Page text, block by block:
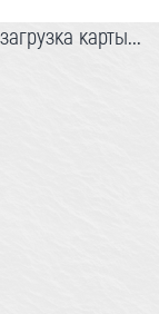
загрузка карты...